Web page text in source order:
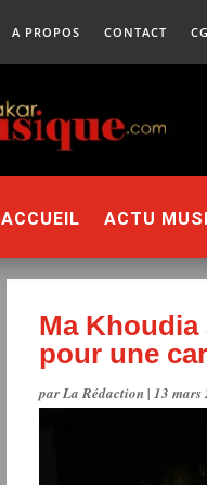
A PROPOS CONTACT
ACCUEIL ACTU
Ma
pour une
parLa Rédaction| 13 mars